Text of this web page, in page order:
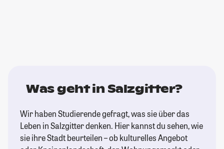
Was geht in Salzgitter?
Wir haben Studierende gefragt, was sie über das
Leben in Salzgitter denken. Hier kannst du sehen, wie
sie ihre Stadt beurteilen – ob kulturelles Angebot